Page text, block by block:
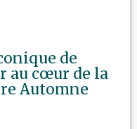
de
au cœur de la
Automne